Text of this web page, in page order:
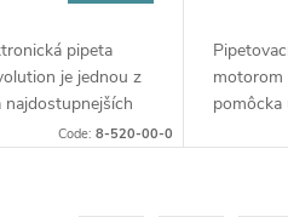
pipeta
je jednou z
najdostupnejších
pipiet
Code: 8-520-00-0
motorom
pomôcka
so